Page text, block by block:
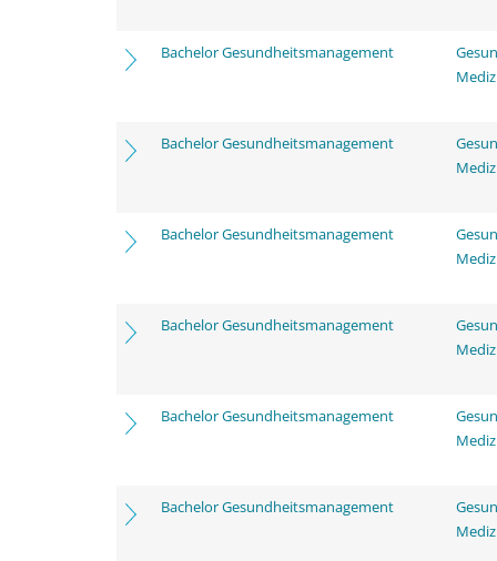
Bachelor Gesundheitsmanagement
Bachelor Gesundheitsmanagement
Bachelor Gesundheitsmanagement
Bachelor Gesundheitsmanagement
Bachelor Gesundheitsmanagement
Bachelor Gesundheitsmanagement